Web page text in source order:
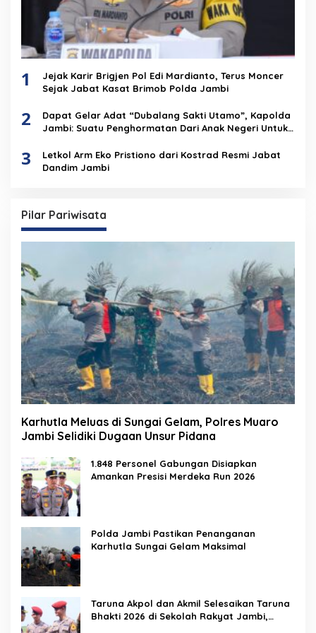
1
Jejak Karir Brigjen Pol Edi Mardianto, Terus Moncer
Sejak Jabat Kasat Brimob Polda Jambi
2
Dapat Gelar Adat “Dubalang Sakti Utamo”, Kapolda
Jambi: Suatu Penghormatan Dari Anak Negeri Untuk
3
Letkol Arm Eko Pristiono dari Kostrad Resmi Jabat
Dandim Jambi
Pilar Pariwisata
Karhutla Meluas di Sungai Gelam, Polres Muaro
Jambi Selidiki Dugaan Unsur Pidana
1.848 Personel Gabungan Disiapkan
Amankan Presisi Merdeka Run 2026
Polda Jambi Pastikan Penanganan
Karhutla Sungai Gelam Maksimal
Taruna Akpol dan Akmil Selesaikan Taruna
Bhakti 2026 di Sekolah Rakyat Jambi,